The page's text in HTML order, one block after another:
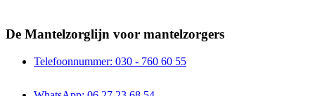
De Mantelzorglijn voor mantelzorgers
Telefoonnummer: 030 - 760 60 55